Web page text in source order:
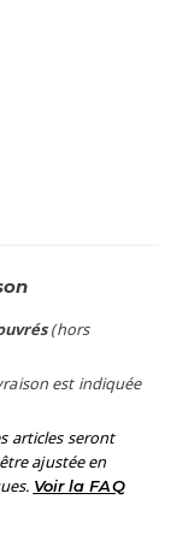
(hors
est indiquée
articles seront
ajustée en
Voir la FAQ